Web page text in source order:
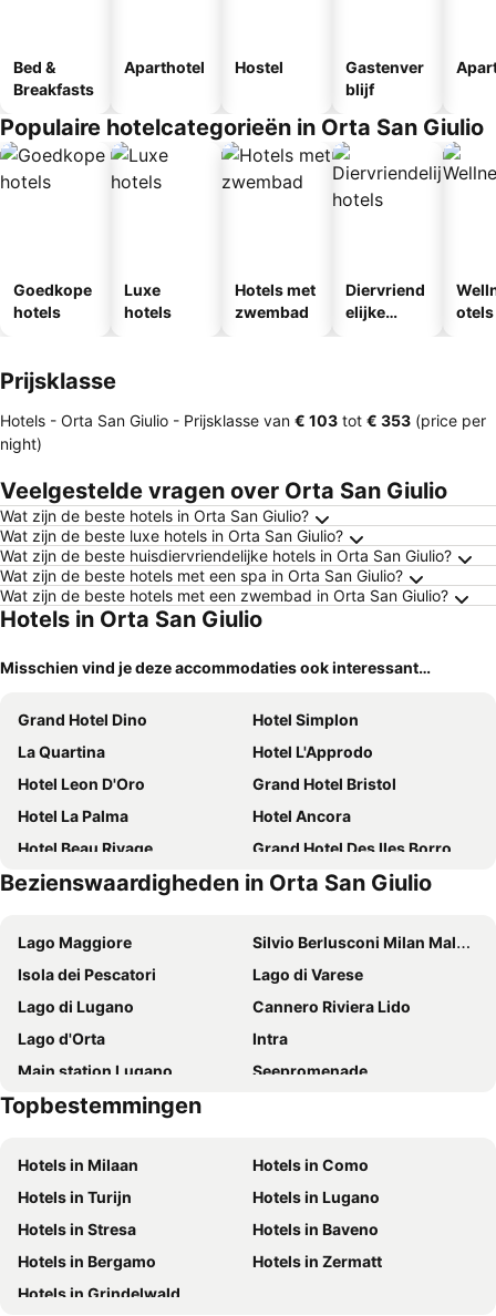
Bed &
Breakfasts
Aparthotel Hostel
Gastenver
blijf
Populaire hotelcategorieën in Orta San Giulio
Goedkope
hotels
Luxe
hotels
Hotels met
zwembad
Diervriend
elijke
otels
Prijsklasse
Hotels - Orta San Giulio - Prijsklasse van ‎€ 103 tot ‎€ 353 (price per
night)
Veelgestelde vragen over Orta San Giulio
Wat zijn de beste hotels in Orta San Giulio?
Wat zijn de beste luxe hotels in Orta San Giulio?
Wat zijn de beste huisdiervriendelijke hotels in Orta San Giulio?
Wat zijn de beste hotels met een spa in Orta San Giulio?
Wat zijn de beste hotels met een zwembad in Orta San Giulio?
Hotels in Orta San Giulio
Misschien vind je deze accommodaties ook interessant…
Grand Hotel Dino
Hotel Simplon
La Quartina
Hotel L'Approdo
Hotel Leon D'Oro
Grand Hotel Bristol
Hotel La Palma
Hotel Ancora
Hotel Beau Rivage
Grand Hotel Des Iles Borromees
Hotel Milan Speranza Au Lac
Hotel Royal
Hotel Splendid
Regina Palace Hotel
Hotel San Rocco
Albergo La Ripa
LVG Hotel Collection - Il Chiostro
Residence Carl & Do
Hotel Astoria
Giardinetto
LVG Hotel Collection - Belvedere San Gottardo
Albergo Pesce D'oro
Hotel Flora
Motel Soignè
Hotel Bocciolo
LVG Hotel Collection - Pallanza
Hotel Villa e Palazzo Aminta
Hotel Carillon
Hotel San Giacomo
Hotel Villa Paradiso
Hotel Giardino
Hotel Lido La Perla Nera
Bezienswaardigheden in Orta San Giulio
Lago Maggiore
Silvio Berlusconi Milan Malpensa Airport
Isola dei Pescatori
Lago di Varese
Lago di Lugano
Cannero Riviera Lido
Lago d'Orta
Intra
Main station Lugano
Seepromenade
Monterosa
Swissminiatur
Varese Centro Storico
Monte Rosa Star
Luchthaven Lugano
Sacro Monte
FoxTown Mendrisio
Piazza Motta
Borgo Medievale
Imbarcadero Orta San Giulio
Topbestemmingen
Hotels in Milaan
Hotels in Como
Hotels in Turijn
Hotels in Lugano
Hotels in Stresa
Hotels in Baveno
Hotels in Bergamo
Hotels in Zermatt
Hotels in Grindelwald